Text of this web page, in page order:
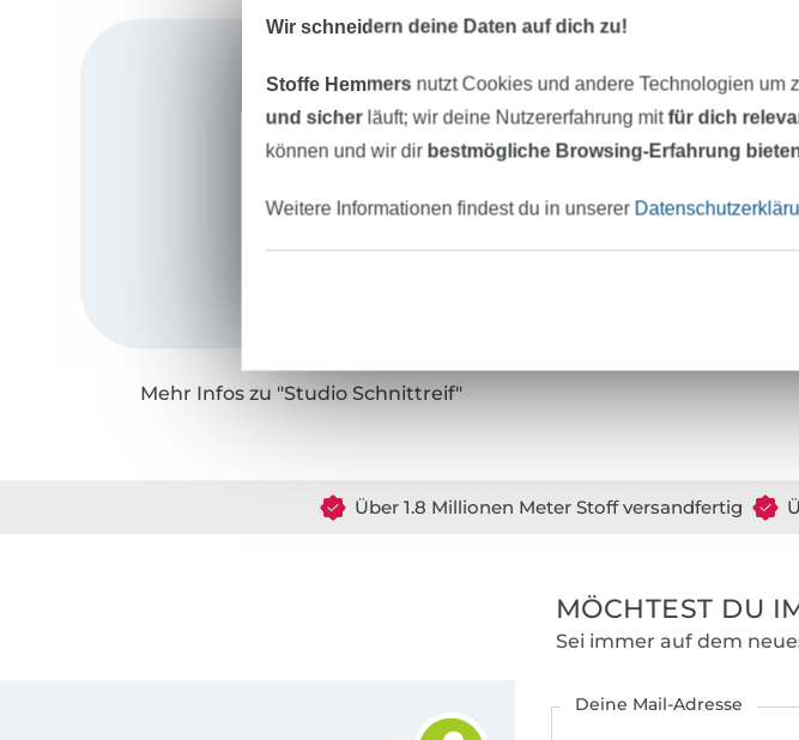
Studio
STUDIO
steht
kreative
Liebe zu
Mehr Infos zu "Studio Schnittreif"
Über 1.8 Millionen Meter Stoff versandfertig
MÖCHTEST DU
Sei immer auf dem
Deine Mail-Adresse
Wir schneidern deine Daten auf dich zu!
Stoffe Hemmers nutzt Cookies und andere Technologien
und sicherläuft; wir deine Nutzererfahrung mitfür dich
können und wir dir bestmögliche Browsing-Erfahrung
Weitere Informationen findest du in unserer